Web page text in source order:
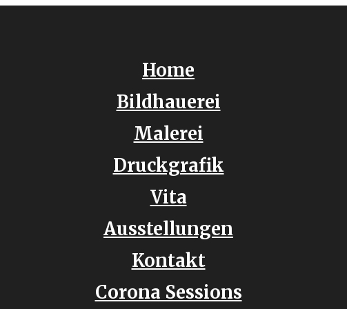
Home
Bildhauerei
Malerei
Druckgrafik
Vita
Ausstellungen
Kontakt
Corona Sessions